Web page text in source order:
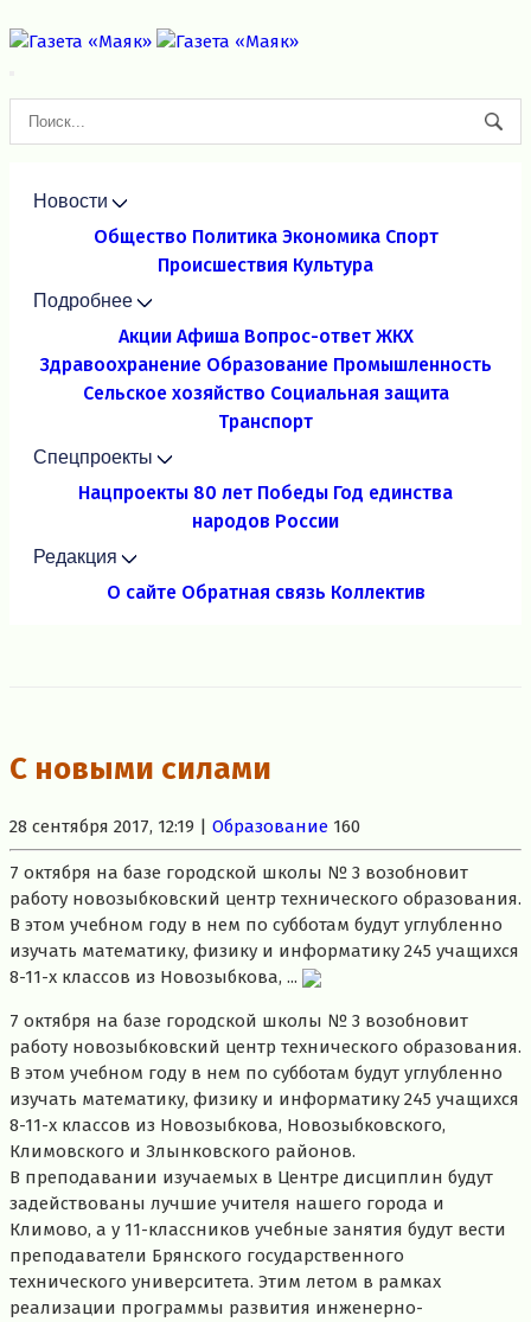
Новости
Общество Политика Экономика Спорт
Происшествия Культура
Подробнее
Акции Афиша Вопрос-ответ ЖКХ
Здравоохранение Образование Промышленность
Сельское хозяйство Социальная защита
Транспорт
Спецпроекты
Нацпроекты 80 лет Победы Год единства
народов России
Редакция
О сайте Обратная связь Коллектив
С новыми силами
28 сентября 2017, 12:19 | Образование 160
7 октября на базе городской школы № 3 возобновит
работу новозыбковский центр технического образования.
В этом учебном году в нем по субботам будут углубленно
изучать математику, физику и информатику 245 учащихся
8-11-х классов из Новозыбкова, ...
7 октября на базе городской школы № 3 возобновит
работу новозыбковский центр технического образования.
В этом учебном году в нем по субботам будут углубленно
изучать математику, физику и информатику 245 учащихся
8-11-х классов из Новозыбкова, Новозыбковского,
Климовского и Злынковского районов.
В преподавании изучаемых в Центре дисциплин будут
задействованы лучшие учителя нашего города и
Климово, а у 11-классников учебные занятия будут вести
преподаватели Брянского государственного
технического университета. Этим летом в рамках
реализации программы развития инженерно-